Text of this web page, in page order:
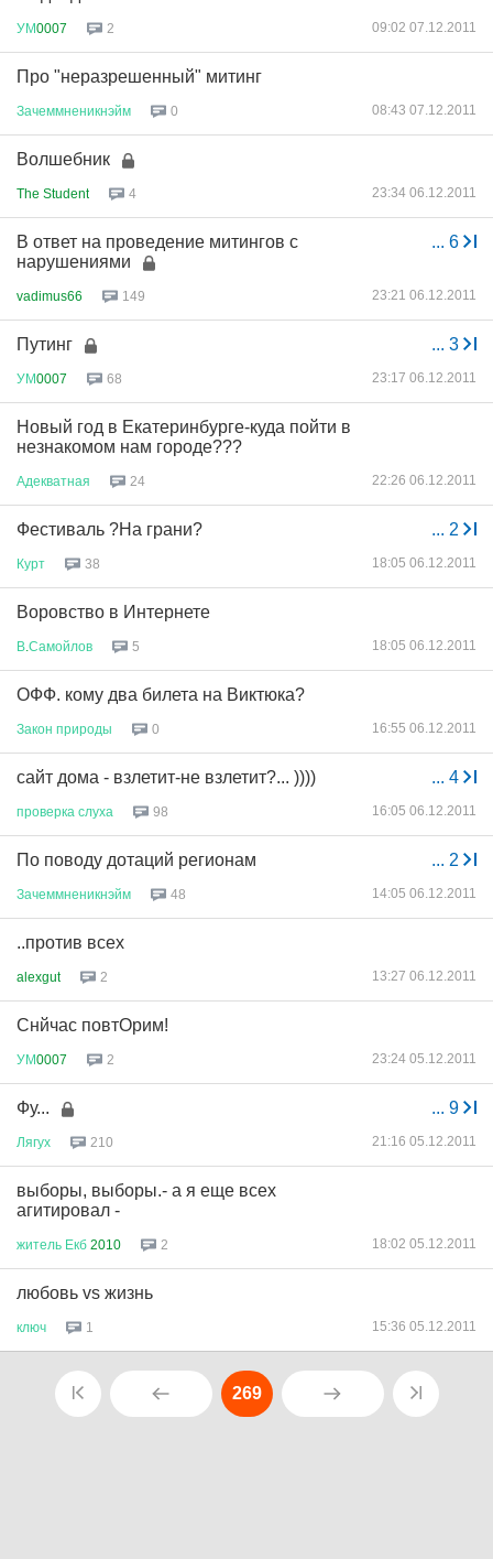
УМ0007 2 09:02 07.12.2011
Про "неразрешенный" митинг
Зачеммненикнэйм 0 08:43 07.12.2011
Волшебник
The Student 4 23:34 06.12.2011
... 6
В ответ на проведение митингов с
нарушениями
vadimus66 149 23:21 06.12.2011
... 3
Путинг
УМ0007 68 23:17 06.12.2011
Новый год в Екатеринбурге-куда пойти в
незнакомом нам городе???
Адекватная 24 22:26 06.12.2011
... 2
Фестиваль ?На грани?
Курт 38 18:05 06.12.2011
Воровство в Интернете
В Самойлов 5 18:05 06.12.2011
ОФФ. кому два билета на Виктюка?
Закон природы 0 16:55 06.12.2011
... 4
сайт дома - взлетит-не взлетит?... ))))
проверка слуха 98 16:05 06.12.2011
... 2
По поводу дотаций регионам
Зачеммненикнэйм 48 14:05 06.12.2011
..против всех
alexgut 2 13:27 06.12.2011
Снйчас повтОрим!
УМ0007 2 23:24 05.12.2011
... 9
Фу...
Лягух 210 21:16 05.12.2011
выборы, выборы.- а я еще всех
агитировал -
житель Екб 2010 2 18:02 05.12.2011
любовь vs жизнь
ключ 1 15:36 05.12.2011
269